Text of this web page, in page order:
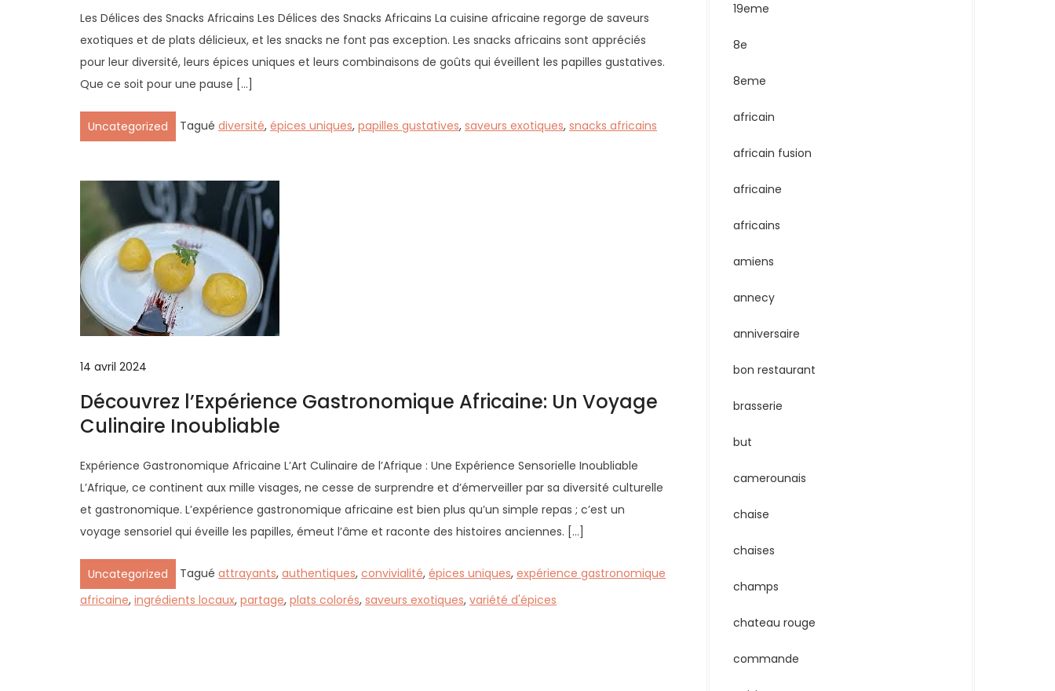
Les Délices des Snacks Africains Les Délices des Snacks Africains La cuisine africaine regorge de saveurs
exotiques et de plats délicieux, et les snacks ne font pas exception. Les snacks africains sont appréciés
pour leur diversité, leurs épices uniques et leurs combinaisons de goûts qui éveillent les papilles gustatives.
Que ce soit pour une pause […]
Uncategorized Tagué diversité, épices uniques, papilles gustatives, saveurs exotiques, snacks africains
14 avril 2024
Découvrez l’Expérience Gastronomique Africaine: Un Voyage
Culinaire Inoubliable
Expérience Gastronomique Africaine L’Art Culinaire de l’Afrique : Une Expérience Sensorielle Inoubliable
L’Afrique, ce continent aux mille visages, ne cesse de surprendre et d’émerveiller par sa diversité culturelle
et gastronomique. L’expérience gastronomique africaine est bien plus qu’un simple repas ; c’est un
voyage sensoriel qui éveille les papilles, émeut l’âme et raconte des histoires anciennes. […]
Uncategorized Tagué attrayants, authentiques, convivialité, épices uniques, expérience gastronomique
africaine, ingrédients locaux, partage, plats colorés, saveurs exotiques, variété d'épices
19eme
8e
8eme
africain
africain fusion
africaine
africains
amiens
annecy
anniversaire
bon restaurant
brasserie
but
camerounais
chaise
chaises
champs
chateau rouge
commande